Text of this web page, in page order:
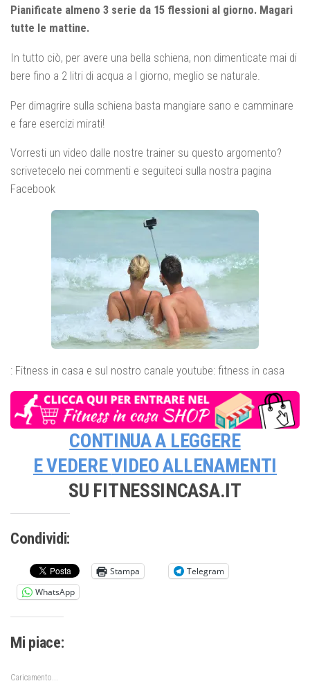
Pianificate almeno 3 serie da 15 flessioni al giorno. Magari
tutte le mattine.
In tutto ciò, per avere una bella schiena, non dimenticate mai di
bere fino a 2 litri di acqua a l giorno, meglio se naturale.
Per dimagrire sulla schiena basta mangiare sano e camminare
e fare esercizi mirati!
Vorresti un video dalle nostre trainer su questo argomento?
scrivetecelo nei commenti e seguiteci sulla nostra pagina
Facebook
: Fitness in casa e sul nostro canale youtube: fitness in casa
CONTINUA A LEGGERE
E VEDEREVIDEO ALLENAMENTI
SU FITNESSINCASA.IT
Condividi:
Stampa
Telegram
WhatsApp
Mi piace:
Caricamento...